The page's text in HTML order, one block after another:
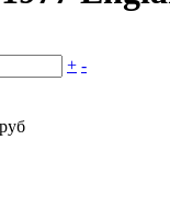
+ -